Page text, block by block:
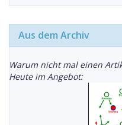
Aus dem Archiv
Warum nicht mal einen
Heute im Angebot: